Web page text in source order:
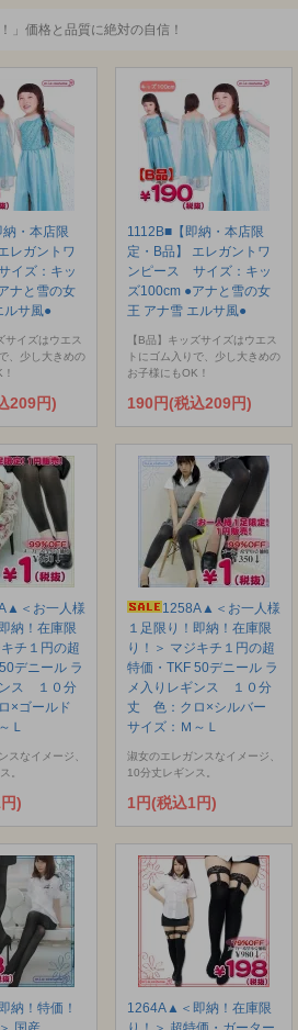
」価格と品質に絶対の自信！
・本店限
レガントワ
イズ：キッ
ナと雪の女
ルサ風●
サイズはウエス
、少し大きめの
209円)
1112B■【即納・本店限
定・B品】 エレガントワ
ンピース サイズ：キッ
ズ100cm ●アナと雪の女
王 アナ雪 エルサ風●
【B品】キッズサイズはウエス
トにゴム入りで、少し大きめの
お子様にもOK！
190円(税込209円)
＜お一人様
納！在庫限
チ１円の超
デニール ラ
ンス １０分
×ゴールド
Ｌ
スなイメージ、
。
)
1258A▲＜お一人様
１足限り！即納！在庫限
り！＞ マジキチ１円の超
特価・TKF 50デニール ラ
メ入りレギンス １０分
丈 色：クロ×シルバー
サイズ：Ｍ～Ｌ
淑女のエレガンスなイメージ、
10分丈レギンス。
1円(税込1円)
納！特価！
1264A▲＜即納！在庫限